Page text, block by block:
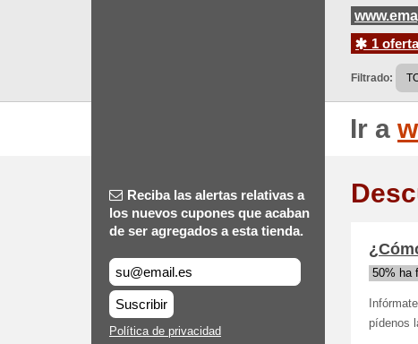
1
Filtrado:
Ir a
Reciba las alertas relativas a
los nuevos cupones que acaban
de ser agregados a esta tienda.
Suscribir
Política de privacidad
50% ha
pídenos